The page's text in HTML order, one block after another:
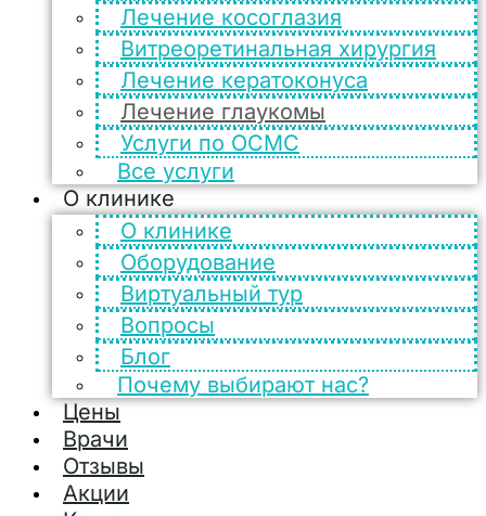
Лечение косоглазия
Витреоретинальная хирургия
Лечение кератоконуса
Лечение глаукомы
Услуги по ОСМС
Все услуги
О клинике
О клинике
Оборудование
Виртуальный тур
Вопросы
Блог
Почему выбирают нас?
Цены
Врачи
Отзывы
Акции